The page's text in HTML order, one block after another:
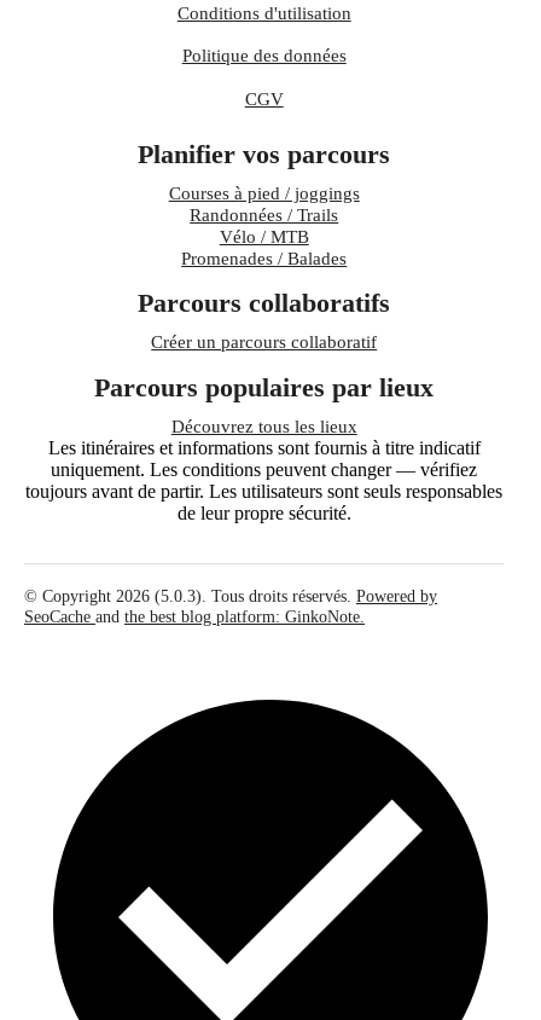
Conditions d'utilisation
Politique des données
CGV
Planifier vos parcours
Courses à pied / joggings
Randonnées / Trails
Vélo / MTB
Promenades / Balades
Parcours collaboratifs
Créer un parcours collaboratif
Parcours populaires par lieux
Découvrez tous les lieux
Les itinéraires et informations sont fournis à titre indicatif
uniquement. Les conditions peuvent changer — vérifiez
toujours avant de partir. Les utilisateurs sont seuls responsables
de leur propre sécurité.
© Copyright 2026 (5.0.3). Tous droits réservés. Powered by
SeoCache and the best blog platform: GinkoNote.